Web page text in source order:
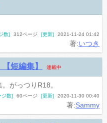
著:いつき
数] 312ページ [更新] 2021-11-24 01:42
短編集】 連載中
がっつりR18。
著:Sammy
ジ数] 60ページ [更新] 2020-11-30 00:40